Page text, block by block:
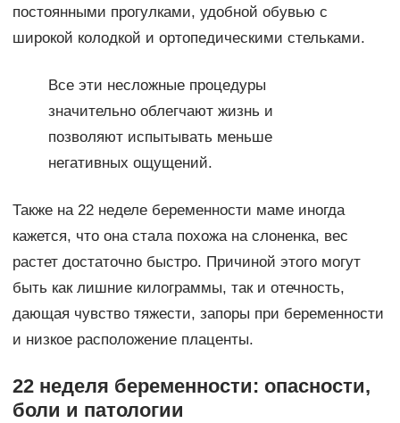
постоянными прогулками, удобной обувью с
широкой колодкой и ортопедическими стельками.
Все эти несложные процедуры
значительно облегчают жизнь и
позволяют испытывать меньше
негативных ощущений.
Также на 22 неделе беременности маме иногда
кажется, что она стала похожа на слоненка, вес
растет достаточно быстро. Причиной этого могут
быть как лишние килограммы, так и отечность,
дающая чувство тяжести, запоры при беременности
и низкое расположение плаценты.
22 неделя беременности: опасности,
боли и патологии